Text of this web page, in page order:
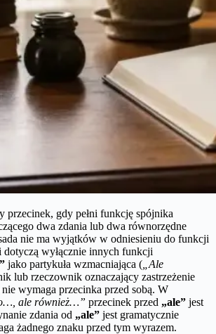
przecinek, gdy pełni funkcję spójnika
dwa zdania lub dwa równorzędne
nie ma wyjątków w odniesieniu do funkcji
wyłącznie innych funkcji
jako partykuła wzmacniająca ( „Ale
lub rzeczownik oznaczający zastrzeżenie
nie wymaga przecinka przed sobą. W
ale również…” przecinek przed „ale” jest
zdania od „ale” jest gramatycznie
żadnego znaku przed tym wyrazem.